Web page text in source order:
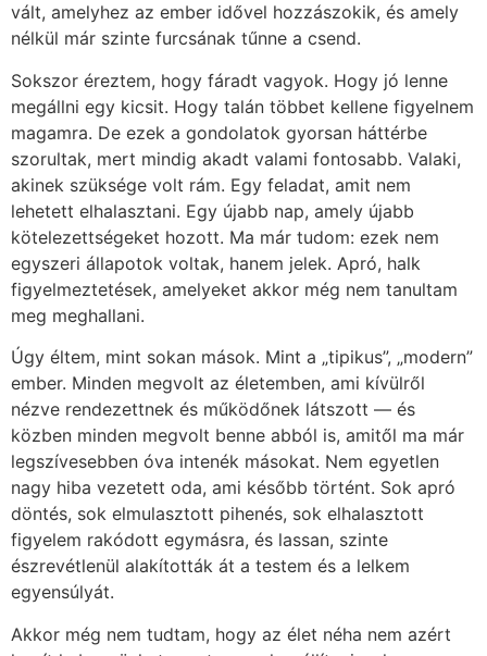
vált, amelyhez az ember idővel hozzászokik, és amely
nélkül már szinte furcsának tűnne a csend.
Sokszor éreztem, hogy fáradt vagyok. Hogy jó lenne
megállni egy kicsit. Hogy talán többet kellene figyelnem
magamra. De ezek a gondolatok gyorsan háttérbe
szorultak, mert mindig akadt valami fontosabb. Valaki,
akinek szüksége volt rám. Egy feladat, amit nem
lehetett elhalasztani. Egy újabb nap, amely újabb
kötelezettségeket hozott. Ma már tudom: ezek nem
egyszeri állapotok voltak, hanem jelek. Apró, halk
figyelmeztetések, amelyeket akkor még nem tanultam
meg meghallani.
Úgy éltem, mint sokan mások. Mint a „tipikus”, „modern”
ember. Minden megvolt az életemben, ami kívülről
nézve rendezettnek és működőnek látszott — és
közben minden megvolt benne abból is, amitől ma már
legszívesebben óva intenék másokat. Nem egyetlen
nagy hiba vezetett oda, ami később történt. Sok apró
döntés, sok elmulasztott pihenés, sok elhalasztott
figyelem rakódott egymásra, és lassan, szinte
észrevétlenül alakították át a testem és a lelkem
egyensúlyát.
Akkor még nem tudtam, hogy az élet néha nem azért